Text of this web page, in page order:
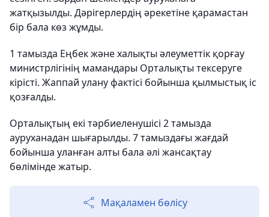
жатқызылды. Дәрігерлердің әрекетіне қарамастан
бір бала көз жұмды.
1 тамызда Еңбек және халықты әлеуметтік қорғау
министрлігінің мамандары Орталықты тексеруге
кірісті. Жаппай улану фактісі бойынша қылмыстық іс
қозғалды.
Орталықтың екі тәрбиеленушісі 2 тамызда
ауруханадан шығарылды. 7 тамыздағы жағдай
бойынша уланған алты бала әлі жансақтау
бөлімінде жатыр.
Мақаламен бөлісу